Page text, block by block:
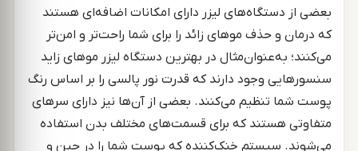
بعضی از دستگاه‌های لیزر دارای امکانات اضافه‌ای هستند
که درمان و حذف موهای زائد را برای شما راحت‌تر و امن‌تر
می‌کنند؛ به‌عنوان‌مثال در بهترین دستگاه لیزر موهای زاید
سنسورهایی وجود دارند که قدرت نور پالسی را بر اساس رنگ
پوست شما تنظیم می‌کنند. بعضی از آن‌ها نیز دارای سرهای
متفاوتی هستند که برای قسمت‌های مختلف بدن استفاده
می‌شوند. سیستم خنک‌کننده که پوست شما را در حین و